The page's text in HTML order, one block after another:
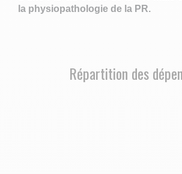
la physiopathologie de la PR.
Répartition des